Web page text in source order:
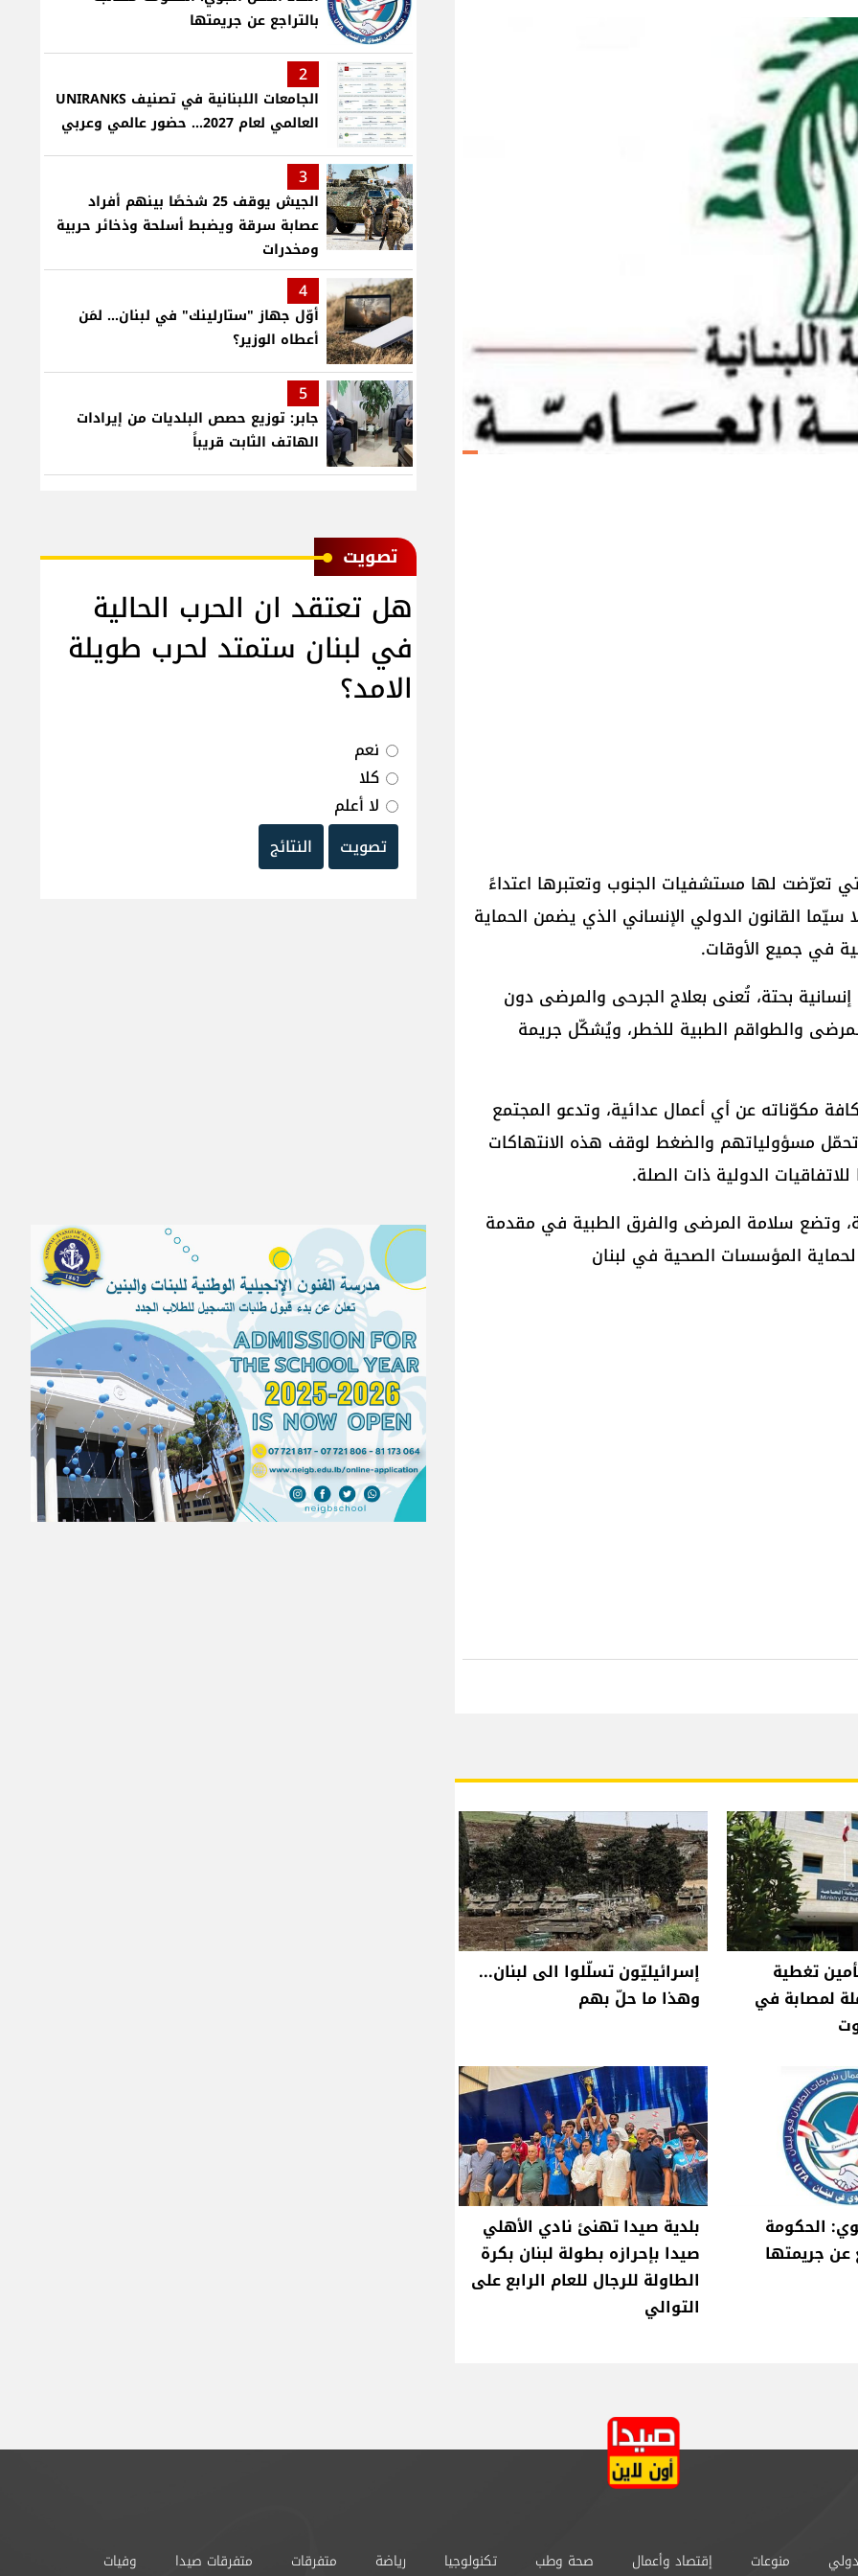
تعرّضت لها مستشفيات الجنوب وتعتبرها اعتداءً
سيّما القانون الدولي الإنساني الذي يضمن الحماية
في جميع الأوقات.
بحتة، تُعنى بعلاج الجرحى والمرضى دون
والطواقم الطبية للخطر، ويُشكّل جريمة
مكوّناته عن أي أعمال عدائية، وتدعو المجتمع
تحمّل مسؤولياتهم والضغط لوقف هذه الانتهاكات
الدولية ذات الصلة.
وتضع سلامة المرضى والفرق الطبية في مقدمة
لحماية المؤسسات الصحية في لبنان
تغطية
لمصابة في
إسرائيليّون تسلّلوا الى لبنان...
وهذا ما حلّ بهم
الحكومة
عن جريمتها
بلدية صيدا تهنئ نادي الأهلي
صيدا بإحرازه بطولة لبنان بكرة
الطاولة للرجال للعام الرابع على
التوالي
بالتراجع عن جريمتها
2
الجامعات اللبنانية في تصنيف UNIRANKS
العالمي لعام 2027... حضور عالمي وعربي
3
الجيش يوقف 25 شخصًا بينهم أفراد
عصابة سرقة ويضبط أسلحة وذخائر حربية
ومخدرات
4
أوّل جهاز "ستارلينك" في لبنان... لمَن
أعطاه الوزير؟
5
جابر: توزيع حصص البلديات من إيرادات
الهاتف الثابت قريباً
ﺗﺼﻮﻳﺖ
هل تعتقد ان الحرب الحالية
في لبنان ستمتد لحرب طويلة
الامد؟
نعم
كلا
لا أعلم
تصويت
النتائج
منوعات إقتصاد وأعمال صحة وطب تكنولوجيا رياضة متفرقات متفرقات صيدا وفيات